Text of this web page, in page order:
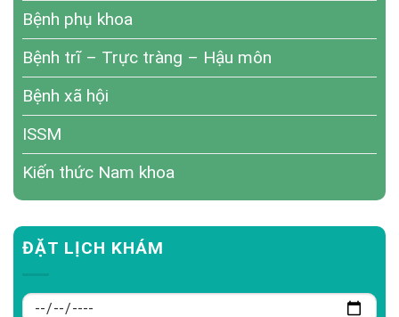
Bệnh phụ khoa
Bệnh trĩ – Trực tràng – Hậu môn
Bệnh xã hội
ISSM
Kiến thức Nam khoa
ĐẶT LỊCH KHÁM